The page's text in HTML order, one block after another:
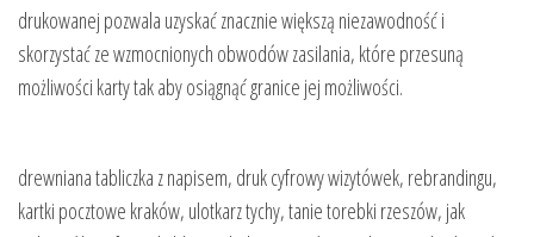
drukowanej pozwala uzyskać znacznie większą niezawodność i
skorzystać ze wzmocnionych obwodów zasilania, które przesuną
możliwości karty tak aby osiągnąć granice jej możliwości.
drewniana tabliczka z napisem, druk cyfrowy wizytówek, rebrandingu,
kartki pocztowe kraków, ulotkarz tychy, tanie torebki rzeszów, jak